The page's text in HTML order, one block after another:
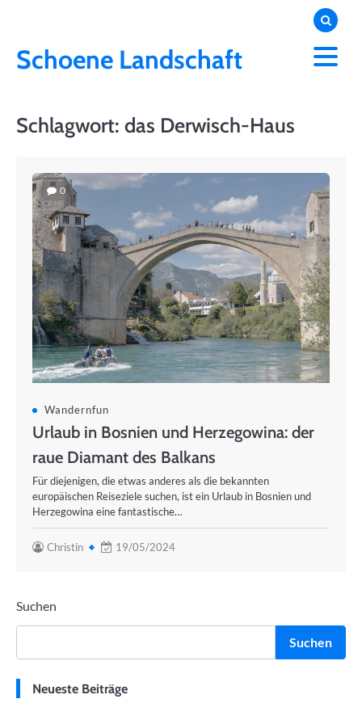
contentSchoene Landschaft
Schlagwort: das Derwisch-Haus
0
Wandernfun
Urlaub in Bosnien und Herzegowina: der
raue Diamant des Balkans
Für diejenigen, die etwas anderes als die bekannten
europäischen Reiseziele suchen, ist ein Urlaub in Bosnien und
Herzegowina eine fantastische…
Christin 19/05/2024
Suchen
Suchen
Neueste Beiträge